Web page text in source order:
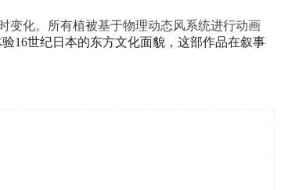
变化。所有植被基于物理动态风系统进行动画
16世纪日本的东方文化面貌，这部作品在叙事